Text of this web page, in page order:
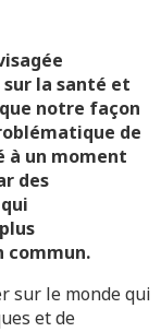
sur la santé et
notre façon
de
à un moment
des
commun.
sur le monde qui
et de